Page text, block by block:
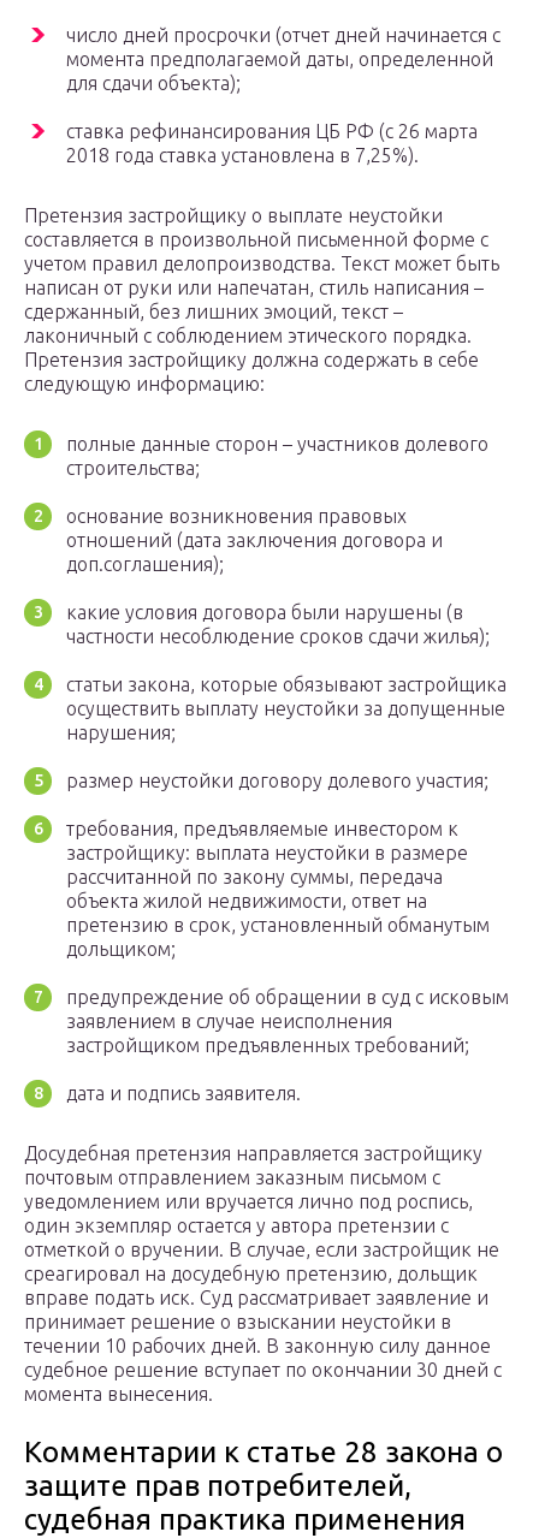
число дней просрочки (отчет дней начинается с
момента предполагаемой даты, определенной
для сдачи объекта);
ставка рефинансирования ЦБ РФ (с 26 марта
2018 года ставка установлена в 7,25%).
Претензия застройщику о выплате неустойки
составляется в произвольной письменной форме с
учетом правил делопроизводства. Текст может быть
написан от руки или напечатан, стиль написания –
сдержанный, без лишних эмоций, текст –
лаконичный с соблюдением этического порядка.
Претензия застройщику должна содержать в себе
следующую информацию:
полные данные сторон – участников долевого
строительства;
основание возникновения правовых
отношений (дата заключения договора и
доп.соглашения);
какие условия договора были нарушены (в
частности несоблюдение сроков сдачи жилья);
статьи закона, которые обязывают застройщика
осуществить выплату неустойки за допущенные
нарушения;
размер неустойки договору долевого участия;
требования, предъявляемые инвестором к
застройщику: выплата неустойки в размере
рассчитанной по закону суммы, передача
объекта жилой недвижимости, ответ на
претензию в срок, установленный обманутым
дольщиком;
предупреждение об обращении в суд с исковым
заявлением в случае неисполнения
застройщиком предъявленных требований;
дата и подпись заявителя.
Досудебная претензия направляется застройщику
почтовым отправлением заказным письмом с
уведомлением или вручается лично под роспись,
один экземпляр остается у автора претензии с
отметкой о вручении. В случае, если застройщик не
среагировал на досудебную претензию, дольщик
вправе подать иск. Суд рассматривает заявление и
принимает решение о взыскании неустойки в
течении 10 рабочих дней. В законную силу данное
судебное решение вступает по окончании 30 дней с
момента вынесения.
Комментарии к статье 28 закона о
защите прав потребителей,
судебная практика применения